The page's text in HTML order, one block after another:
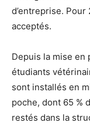
d’entreprise. Pour
acceptés.
Depuis la mise en
étudiants
sont installés en
poche, dont 65 %
restés dans la